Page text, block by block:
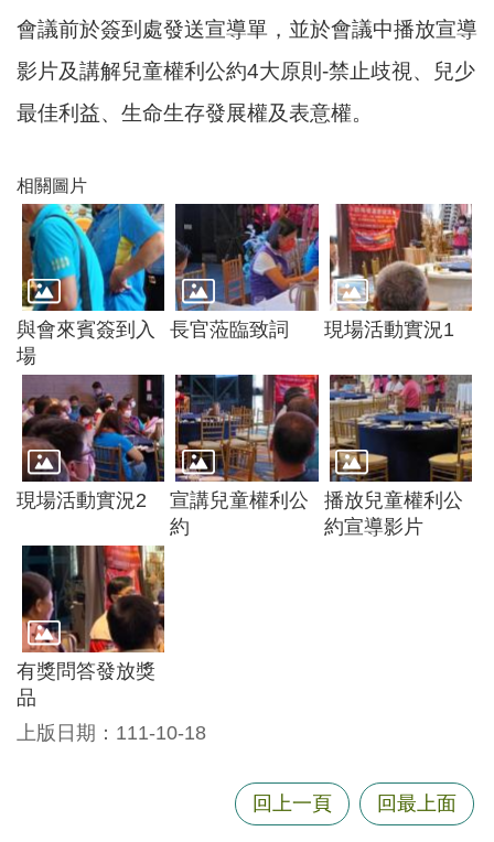
階
尋
蘆
竹
區
介
紹
訊
息
告
生
活
便
資
訊
機
關
通
訊
錄
會議前於簽到處發送宣導單，並於會議中播放宣導
影片及講解兒童權利公約4大原則-禁止歧視、兒少
最佳利益、生命生存發展權及表意權。
相關圖片
與會來賓簽到入
場
長官蒞臨致詞 現場活動實況1
現場活動實況2
宣講兒童權利公
約
播放兒童權利公
約宣導影片
有獎問答發放獎
品
上版日期：111-10-18
回上一頁 回最上面